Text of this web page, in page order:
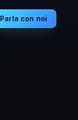
Parla con noi